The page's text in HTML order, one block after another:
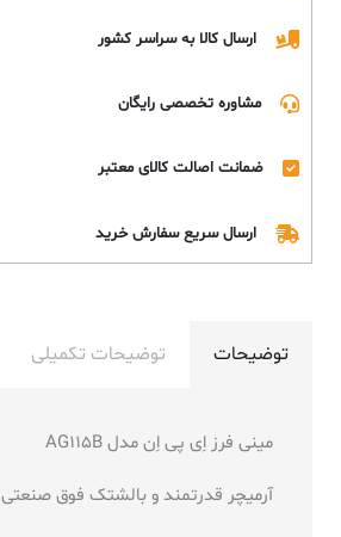
ارسال کالا به سراسر کشور
مشاوره تخصصی رایگان
ضمانت اصالت کالای معتبر
ارسال سریع سفارش خرید
توضیحات توضیحات تکمیلی
مینی فرز اِی پی اِن مدل AG115B
آرمیچر قدرتمند و بالشتک فوق صنعتی